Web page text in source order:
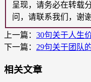
呈现，请务必在转载
问，请联系我们，谢谢
上一篇： 30句关于人生
下一篇： 29句关于团队
相关文章